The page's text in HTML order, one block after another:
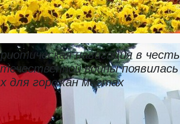
навигация в честь
войны появилась
для горожан местах